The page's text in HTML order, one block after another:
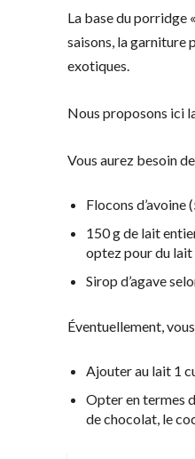
La base du porridge
saisons, la garniture
exotiques.
Nous proposons ici
Vous aurez besoin
Flocons d’avoine
150 g de lait
optez pour du lait
Sirop d’agave
Éventuellement,
Ajouter au lait 1
Opter en termes
de chocolat, le